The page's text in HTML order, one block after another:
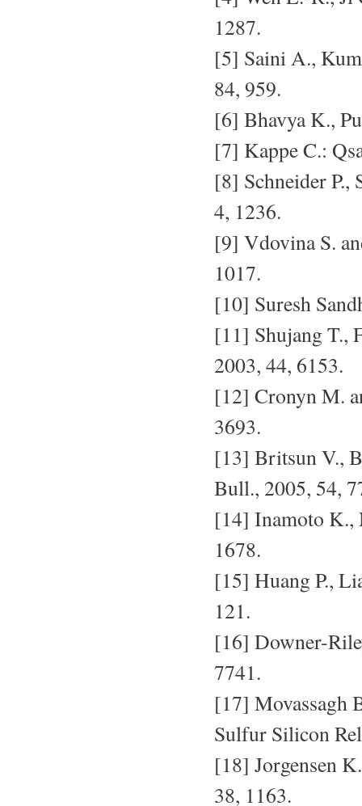
1287.
[5] Saini A.,
84, 959.
[6] Bhavya K.,
[7] Kappe C.:
[8] Schneider P.,
4, 1236.
[9] Vdovina S.
1017.
[10] Suresh
[11] Shujang T.,
2003, 44, 6153.
[12] Cronyn M.
3693.
[13] Britsun V.,
Bull., 2005, 54,
[14] Inamoto K.,
1678.
[15] Huang P.,
121.
[16] Downer-
7741.
[17] Movassagh
Sulfur Silicon
[18] Jorgensen
38, 1163.